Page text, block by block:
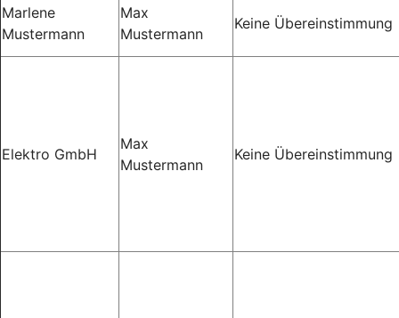
Marlene
Mustermann
Max
Mustermann
Keine Übereinstimmung
Elektro GmbH
Max
Mustermann
Keine Übereinstimmung